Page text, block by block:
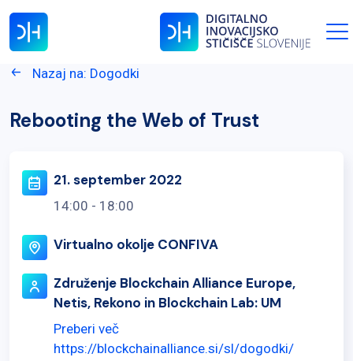
Nazaj na: Dogodki
Rebooting the Web of Trust
21. september 2022
14:00 - 18:00
Virtualno okolje CONFIVA
Združenje Blockchain Alliance Europe,
Netis, Rekono in Blockchain Lab: UM
Preberi več
https://blockchainalliance.si/sl/dogodki/